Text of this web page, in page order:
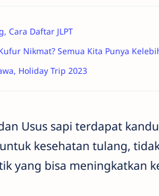
Cara Daftar JLPT
Nikmat? Semua Kita Punya
Holiday Trip 2023
Usus sapi terdapat
kesehatan tulang,
yang bisa meningkatkan